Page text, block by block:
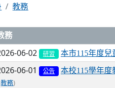
教務
章列表
務
06-02 研習 本市115年度
06-01 公告 本校115學年度
教務)